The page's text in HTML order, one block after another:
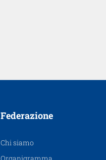
Federazione
Chi siamo
Organigramma